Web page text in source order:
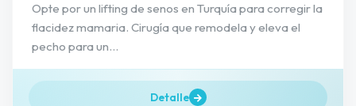
Opte por un lifting de senos en Turquía para corregir la
flacidez mamaria. Cirugía que remodela y eleva el
pecho para un...
Detalle